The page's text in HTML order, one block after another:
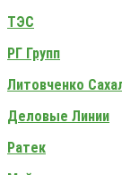
ТЭС
РГ Групп
Литовченко
Деловые Линии
Ратек